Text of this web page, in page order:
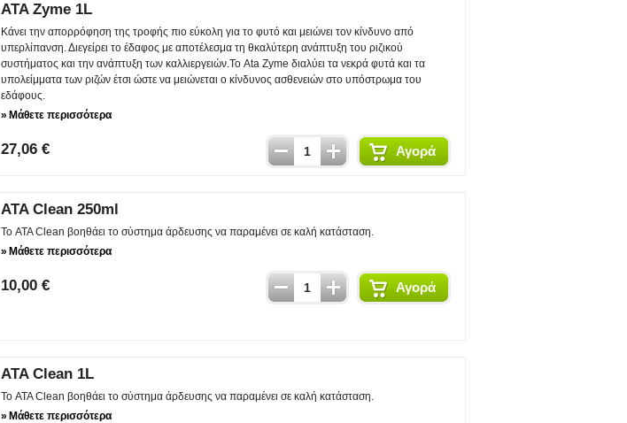
ATA Zyme 1L
Κάνει την απορρόφηση της τροφής πιο εύκολη για το φυτό και μειώνει τον κίνδυνο από
υπερλίπανση. Διεγείρει το έδαφος με αποτέλεσμα τη θκαλύτερη ανάπτυξη του ριζικού
συστήματος και την ανάπτυξη των καλλιεργειών.Το Ata Ζyme διαλύει τα νεκρά φυτά και τα
υπολείμματα των ριζών έτσι ώστε να μειώνεται ο κίνδυνος ασθενειών στο υπόστρωμα του
εδάφους.
» Μάθετε περισσότερα
27,06 € Αγορά
ATA Clean 250ml
Το ATA Clean βοηθάει το σύστημα άρδευσης να παραμένει σε καλή κατάσταση.
» Μάθετε περισσότερα
10,00 € Αγορά
ATA Clean 1L
Το ATA Clean βοηθάει το σύστημα άρδευσης να παραμένει σε καλή κατάσταση.
» Μάθετε περισσότερα